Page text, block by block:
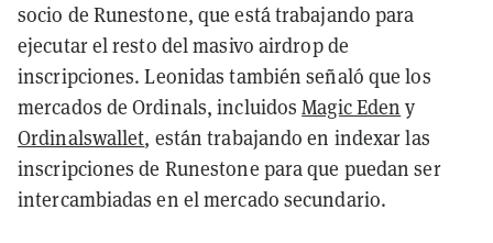
socio de Runestone, que está trabajando para
ejecutar el resto del masivo airdrop de
inscripciones. Leonidas también señaló que los
mercados de Ordinals, incluidosMagic Eden y
Ordinalswallet, están trabajando en indexar las
inscripciones de Runestone para que puedan ser
intercambiadas en el mercado secundario.